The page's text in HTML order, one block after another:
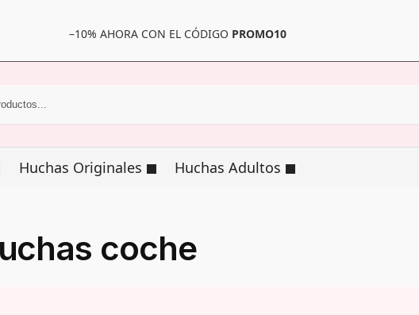
–10% AHORA CON EL CÓDIGO PROMO10
Huchas Originales Huchas Adultos
coche